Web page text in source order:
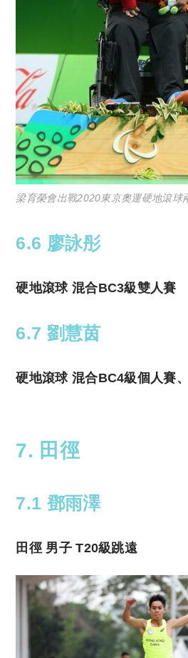
梁育榮會出戰2020東京奧運硬地滾球
6.6 廖詠彤
硬地滾球 混合BC3級雙人賽
6.7 劉慧茵
硬地滾球 混合BC4級個人賽
7. 田徑
7.1 鄧雨澤
田徑 男子 T20級跳遠